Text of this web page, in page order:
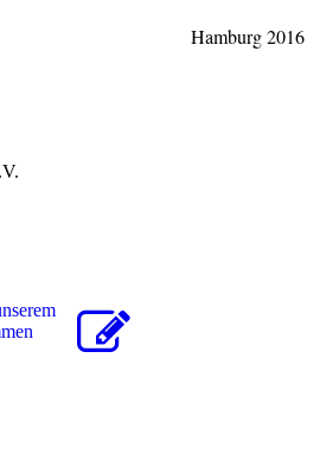
Hamburg 2016